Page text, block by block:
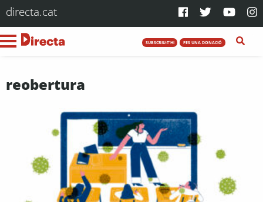
directa.cat
SUBSCRIU-T'HI FES UNA DONACIÓ
reobertura